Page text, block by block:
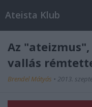
Ateista Klub
Az
vallás
Brendel Mátyás • 2013.